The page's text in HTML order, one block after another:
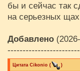
бы и сейчас так
на серьезных щах
Добавлено
Цитата Cikоnio ( )